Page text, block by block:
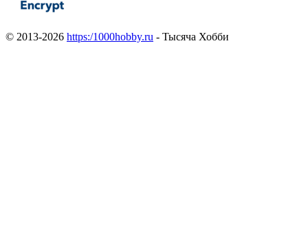
© 2013-2026 https:/1000hobby.ru - Тысяча Хобби